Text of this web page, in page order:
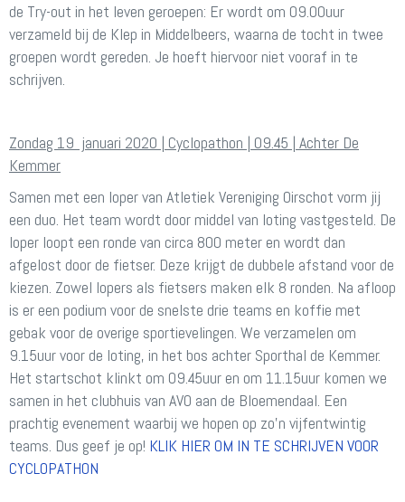
de Try-out in het leven geroepen: Er wordt om 09.00uur
verzameld bij de Klep in Middelbeers, waarna de tocht in twee
groepen wordt gereden. Je hoeft hiervoor niet vooraf in te
schrijven.
Zondag 19 januari 2020 | Cyclopathon | 09.45 | Achter De
Kemmer
Samen met een loper van Atletiek Vereniging Oirschot vorm jij
een duo. Het team wordt door middel van loting vastgesteld. De
loper loopt een ronde van circa 800 meter en wordt dan
afgelost door de fietser. Deze krijgt de dubbele afstand voor de
kiezen. Zowel lopers als fietsers maken elk 8 ronden. Na afloop
is er een podium voor de snelste drie teams en koffie met
gebak voor de overige sportievelingen. We verzamelen om
9.15uur voor de loting, in het bos achter Sporthal de Kemmer.
Het startschot klinkt om 09.45uur en om 11.15uur komen we
samen in het clubhuis van AVO aan de Bloemendaal. Een
prachtig evenement waarbij we hopen op zo’n vijfentwintig
teams. Dus geef je op! KLIK HIER OM IN TE SCHRIJVEN VOOR
CYCLOPATHON